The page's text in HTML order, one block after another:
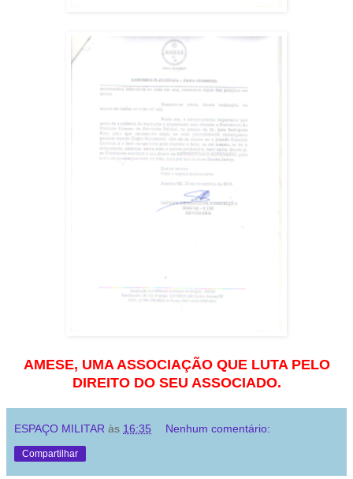
AMESE, UMA ASSOCIAÇÃO QUE LUTA PELO
DIREITO DO SEU ASSOCIADO.
ESPAÇO MILITAR às 16:35 Nenhum comentário:
Compartilhar